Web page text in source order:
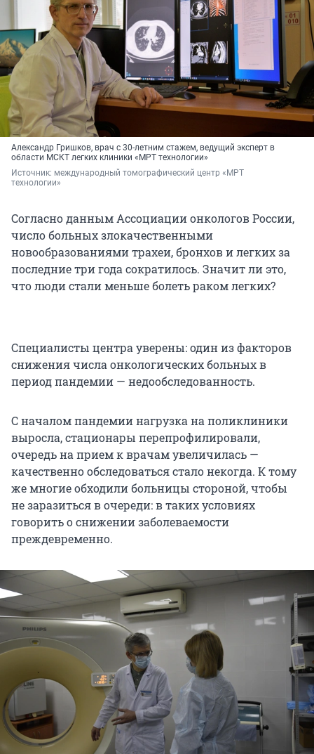
Александр Гришков, врач с 30-летним стажем, ведущий эксперт в
области МСКТ легких клиники «МРТ технологии»
Источник: международный томографический центр «МРТ
технологии»
Согласно данным Ассоциации онкологов России,
число больных злокачественными
новообразованиями трахеи, бронхов и легких за
последние три года сократилось. Значит ли это,
что люди стали меньше болеть раком легких?
Специалисты центра уверены: один из факторов
снижения числа онкологических больных в
период пандемии — недообследованность.
С началом пандемии нагрузка на поликлиники
выросла, стационары перепрофилировали,
очередь на прием к врачам увеличилась —
качественно обследоваться стало некогда. К тому
же многие обходили больницы стороной, чтобы
не заразиться в очереди: в таких условиях
говорить о снижении заболеваемости
преждевременно.